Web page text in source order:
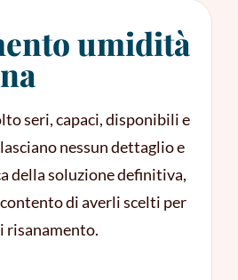
umidità
seri, capaci, disponibili e
nessun dettaglio e
della soluzione definitiva,
di averli scelti per
risanamento.